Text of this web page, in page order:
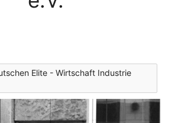
Elite - Wirtschaft Industrie